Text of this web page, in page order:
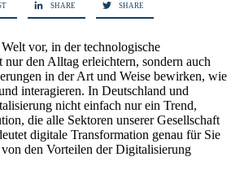
SHARE SHARE
vor, in der technologische
den Alltag erleichtern, sondern auch
in der Art und Weise bewirken, wie
interagieren. In Deutschland und
nicht einfach nur ein Trend,
die alle Sektoren unserer Gesellschaft
digitale Transformation genau für Sie
den Vorteilen der Digitalisierung